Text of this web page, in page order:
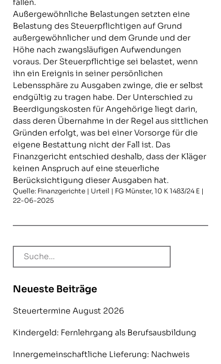
fallen.
Außergewöhnliche Belastungen setzten eine
Belastung des Steuerpflichtigen auf Grund
außergewöhnlicher und dem Grunde und der
Höhe nach zwangsläufigen Aufwendungen
voraus. Der Steuerpflichtige sei belastet, wenn
ihn ein Ereignis in seiner persönlichen
Lebenssphäre zu Ausgaben zwinge, die er selbst
endgültig zu tragen habe. Der Unterschied zu
Beerdigungskosten für Angehörige liegt darin,
dass deren Übernahme in der Regel aus sittlichen
Gründen erfolgt, was bei einer Vorsorge für die
eigene Bestattung nicht der Fall ist. Das
Finanzgericht entschied deshalb, dass der Kläger
keinen Anspruch auf eine steuerliche
Berücksichtigung dieser Ausgaben hat.
Quelle: Finanzgerichte | Urteil | FG Münster, 10 K 1483/24 E |
22-06-2025
Neueste Beiträge
Steuertermine August 2026
Kindergeld: Fernlehrgang als Berufsausbildung
Innergemeinschaftliche Lieferung: Nachweis